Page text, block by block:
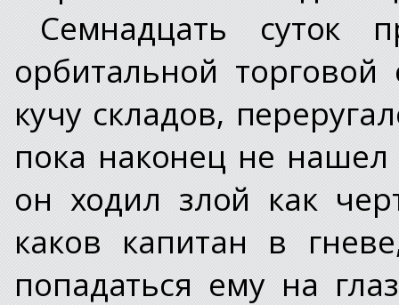
Семнадцать суток
орбитальной
кучу складов,
пока наконец не
он ходил злой как
каков капитан в
попадаться ему на